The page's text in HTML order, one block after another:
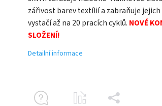
zářivost barev textílií a zabraňuje
vystačí až na 20 pracích cyklů. NOVÉ
SLOŽENÍ!
Detailní informace